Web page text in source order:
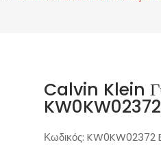
Calvin Klein
Κωδικός: KW0KW02372